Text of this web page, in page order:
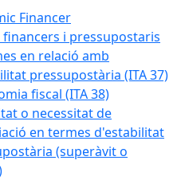
Financer
i pressupostaris
en relació amb
pressupostària (ITA 37)
fiscal (ITA 38)
o necessitat de
en termes d'estabilitat
(superàvit o